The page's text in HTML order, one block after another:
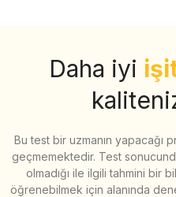
Daha iyi
Bu test bir uzmanın yapacağı
geçmemektedir. Test
olmadığı ile ilgili tahmini bir
öğrenebilmek için alanında